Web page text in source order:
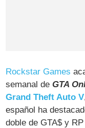
Rockstar Games
semanal deGTA
Grand Theft Auto V
español ha
doble de GTA$ y